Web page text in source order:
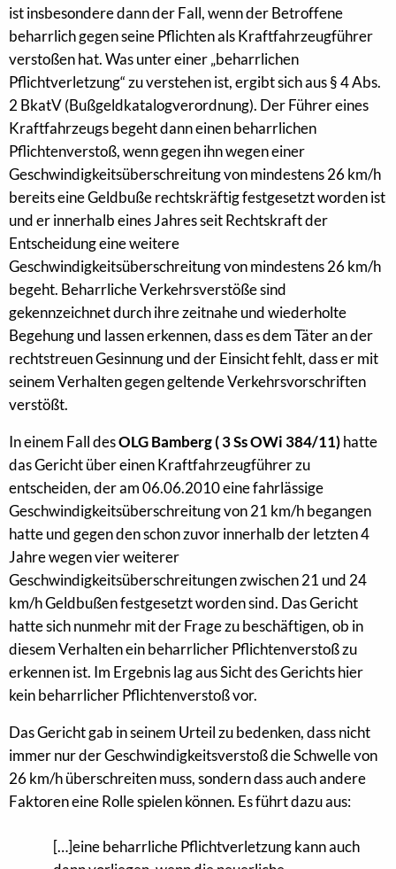
ist insbesondere dann der Fall, wenn der Betroffene
beharrlich gegen seine Pflichten als Kraftfahrzeugführer
verstoßen hat. Was unter einer „beharrlichen
Pflichtverletzung“ zu verstehen ist, ergibt sich aus § 4 Abs.
2 BkatV (Bußgeldkatalogverordnung). Der Führer eines
Kraftfahrzeugs begeht dann einen beharrlichen
Pflichtenverstoß, wenn gegen ihn wegen einer
Geschwindigkeitsüberschreitung von mindestens 26 km/h
bereits eine Geldbuße rechtskräftig festgesetzt worden ist
und er innerhalb eines Jahres seit Rechtskraft der
Entscheidung eine weitere
Geschwindigkeitsüberschreitung von mindestens 26 km/h
begeht. Beharrliche Verkehrsverstöße sind
gekennzeichnet durch ihre zeitnahe und wiederholte
Begehung und lassen erkennen, dass es dem Täter an der
rechtstreuen Gesinnung und der Einsicht fehlt, dass er mit
seinem Verhalten gegen geltende Verkehrsvorschriften
verstößt.
In einem Fall desOLG Bamberg ( 3 Ss OWi 384/11)hatte
das Gericht über einen Kraftfahrzeugführer zu
entscheiden, der am 06.06.2010 eine fahrlässige
Geschwindigkeitsüberschreitung von 21 km/h begangen
hatte und gegen den schon zuvor innerhalb der letzten 4
Jahre wegen vier weiterer
Geschwindigkeitsüberschreitungen zwischen 21 und 24
km/h Geldbußen festgesetzt worden sind. Das Gericht
hatte sich nunmehr mit der Frage zu beschäftigen, ob in
diesem Verhalten ein beharrlicher Pflichtenverstoß zu
erkennen ist. Im Ergebnis lag aus Sicht des Gerichts hier
kein beharrlicher Pflichtenverstoß vor.
Das Gericht gab in seinem Urteil zu bedenken, dass nicht
immer nur der Geschwindigkeitsverstoß die Schwelle von
26 km/h überschreiten muss, sondern dass auch andere
Faktoren eine Rolle spielen können. Es führt dazu aus:
[…]eine beharrliche Pflichtverletzung kann auch